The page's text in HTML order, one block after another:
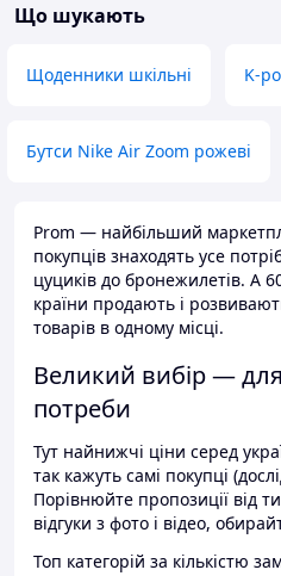
Що шукають
Щоденники шкільні K-
Бутси Nike Air Zoom рожеві
Prom — найбільший
покупців знаходять усе
цуциків до бронежилетів. А
країни продають і
товарів в одному місці.
Великий вибір —
потреби
Тут найнижчі ціни серед
так кажуть самі покупці
Порівнюйте пропозиції від
відгуки з фото і відео,
Топ категорій за кількістю